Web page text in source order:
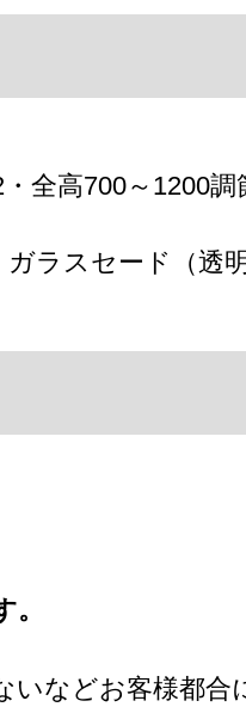
全高700～1200調
ガラスセード（透
いなどお客様都合